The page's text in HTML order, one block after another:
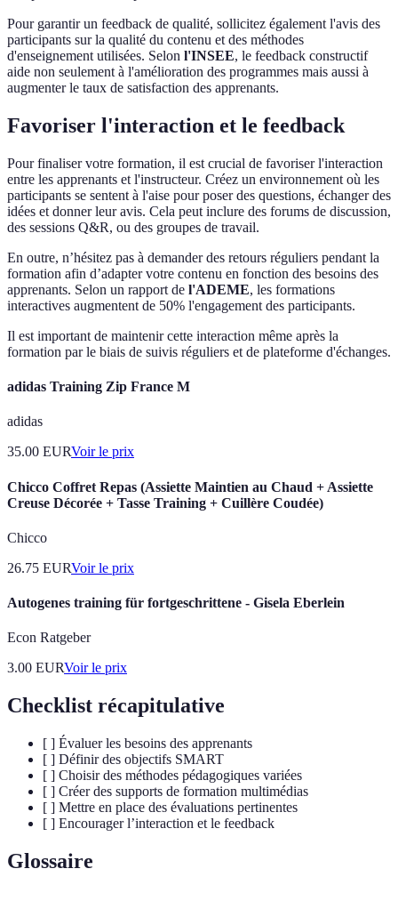
Pour garantir un feedback de qualité, sollicitez également l'avis des
participants sur la qualité du contenu et des méthodes
d'enseignement utilisées. Selon l'INSEE, le feedback constructif
aide non seulement à l'amélioration des programmes mais aussi à
augmenter le taux de satisfaction des apprenants.
Favoriser l'interaction et le feedback
Pour finaliser votre formation, il est crucial de favoriser l'interaction
entre les apprenants et l'instructeur. Créez un environnement où les
participants se sentent à l'aise pour poser des questions, échanger des
idées et donner leur avis. Cela peut inclure des forums de discussion,
des sessions Q&R, ou des groupes de travail.
En outre, n’hésitez pas à demander des retours réguliers pendant la
formation afin d’adapter votre contenu en fonction des besoins des
apprenants. Selon un rapport de l'ADEME, les formations
interactives augmentent de 50% l'engagement des participants.
Il est important de maintenir cette interaction même après la
formation par le biais de suivis réguliers et de plateforme d'échanges.
adidas Training Zip France M
adidas
35.00 EURVoir le prix
Chicco Coffret Repas (Assiette Maintien au Chaud + Assiette
Creuse Décorée + Tasse Training + Cuillère Coudée)
Chicco
26.75 EURVoir le prix
Autogenes training für fortgeschrittene - Gisela Eberlein
Econ Ratgeber
3.00 EURVoir le prix
Checklist récapitulative
[ ] Évaluer les besoins des apprenants
[ ] Définir des objectifs SMART
[ ] Choisir des méthodes pédagogiques variées
[ ] Créer des supports de formation multimédias
[ ] Mettre en place des évaluations pertinentes
[ ] Encourager l’interaction et le feedback
Glossaire